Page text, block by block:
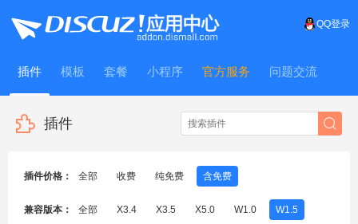
QQ登录
插件 模板 套餐 小程序 官方服务 问题交流
WitFrame
插件
插件价格： 全部 收费 纯免费 含免费
兼容版本： 全部 X3.4 X3.5 X5.0 W1.0 W1.5